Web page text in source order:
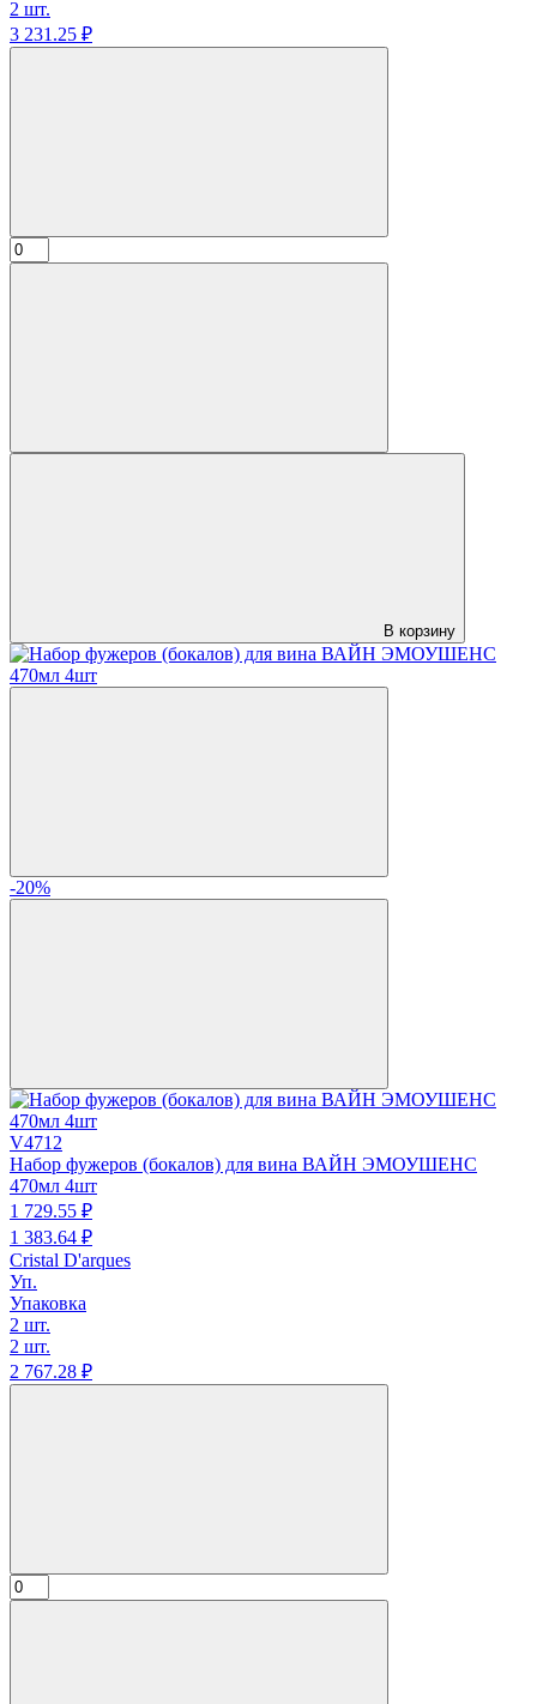
2 шт.
3 231.25 ₽
В корзину
-20%
V4712
Набор фужеров (бокалов) для вина ВАЙН ЭМОУШЕНС
470мл 4шт
1 729.55 ₽
1 383.64 ₽
Cristal D'arques
Уп.
Упаковка
2 шт.
2 шт.
2 767.28 ₽